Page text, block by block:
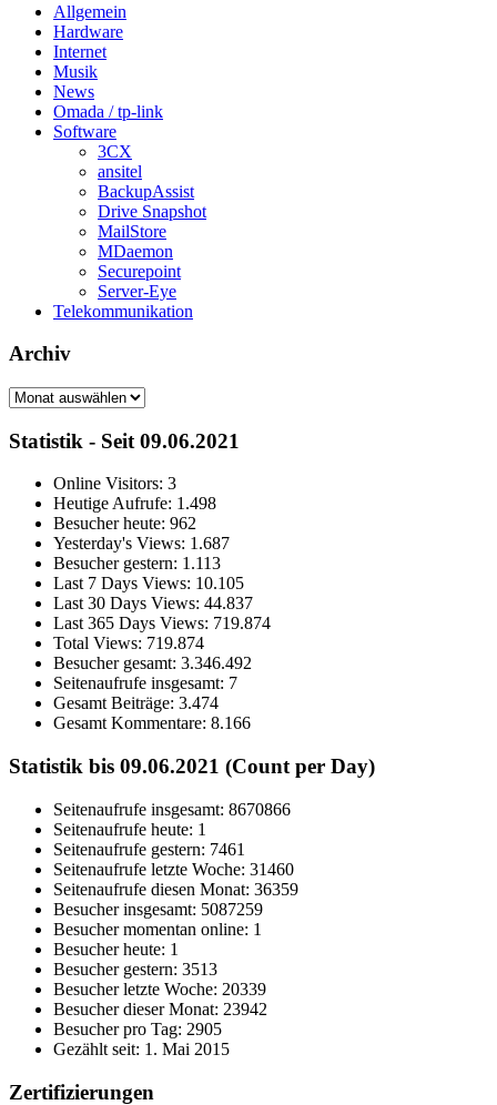
Allgemein
Hardware
Internet
Musik
News
Omada / tp-link
Software
3CX
ansitel
BackupAssist
Drive Snapshot
MailStore
MDaemon
Securepoint
Server-Eye
Telekommunikation
Archiv
Archiv
Statistik - Seit 09.06.2021
Online Visitors: 3
Heutige Aufrufe: 1.498
Besucher heute: 962
Yesterday's Views: 1.687
Besucher gestern: 1.113
Last 7 Days Views: 10.105
Last 30 Days Views: 44.837
Last 365 Days Views: 719.874
Total Views: 719.874
Besucher gesamt: 3.346.492
Seitenaufrufe insgesamt: 7
Gesamt Beiträge: 3.474
Gesamt Kommentare: 8.166
Statistik bis 09.06.2021 (Count per Day)
Seitenaufrufe insgesamt: 8670866
Seitenaufrufe heute: 1
Seitenaufrufe gestern: 7461
Seitenaufrufe letzte Woche: 31460
Seitenaufrufe diesen Monat: 36359
Besucher insgesamt: 5087259
Besucher momentan online: 1
Besucher heute: 1
Besucher gestern: 3513
Besucher letzte Woche: 20339
Besucher dieser Monat: 23942
Besucher pro Tag: 2905
Gezählt seit: 1. Mai 2015
Zertifizierungen